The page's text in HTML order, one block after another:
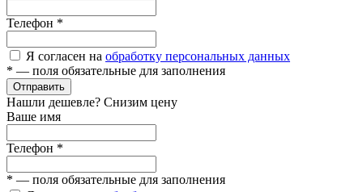
Телефон *
Я согласен на обработку персональных данных
* — поля обязательные для заполнения
Отправить
Нашли дешевле? Снизим цену
Ваше имя
Телефон *
* — поля обязательные для заполнения